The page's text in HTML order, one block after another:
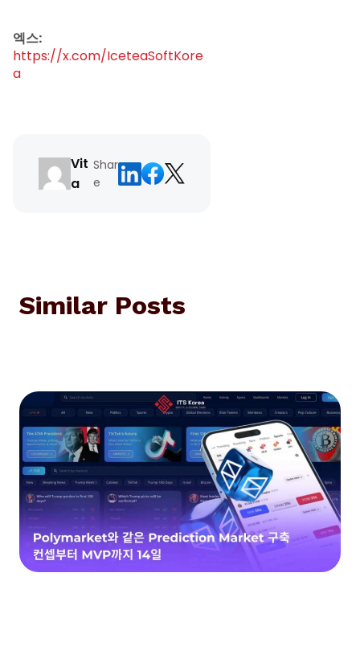
엑스:
https://x.com/IceteaSoftKore
a
Vit
a
Shar
e
Similar Posts